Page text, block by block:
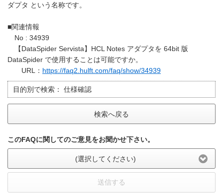
ダプタ という名称です。
■関連情報
No : 34939
【DataSpider Servista】HCL Notes アダプタを 64bit 版
DataSpider で使用することは可能ですか。
URL： https://faq2.hulft.com/faq/show/34939
目的別で検索： 仕様確認
検索へ戻る
このFAQに関してのご意見をお聞かせ下さい。
(選択してください)
送信する